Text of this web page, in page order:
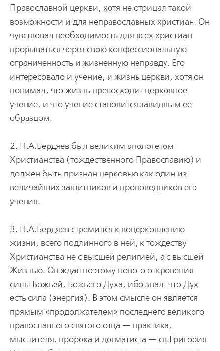
Православной церкви, хотя не отрицал такой
возможности и для неправославных христиан. Он
чувствовал необходимость для всех христиан
прорываться через свою конфессиональную
ограниченность и жизненную неправду. Его
интересовало и учение, и жизнь церкви, хотя он
понимал, что жизнь превосходит церковное
учение, и что учение становится завидным ее
образцом.
2. Н.А.Бердяев был великим апологетом
Христианства (тождественного Православию) и
должен быть признан церковью как один из
величайших защитников и проповедников его
учения.
3. Н.А.Бердяев стремился к воцерковлению
жизни, всего подлинного в ней, к тождеству
Христианства не с высшей религией, а с высшей
Жизнью. Он ждал поэтому нового откровения
силы Божьей, Божьего Духа, ибо знал, что Дух
есть сила (энергия). В этом смысле он является
прямым «продолжателем» последнего великого
православного святого отца — практика,
мыслителя, пророка и догматиста — св.Григория